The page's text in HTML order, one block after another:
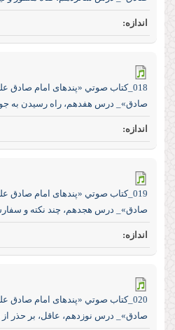
018_كتاب صوتي «پند‌های امام صادق
صادق»_ درس هفدهم، راه رسیدن به
019_كتاب صوتي «پند‌های امام صادق
صادق»_ درس هجدهم، چند نکته و
020_كتاب صوتي «پند‌های امام صادق
صادق»_ درس نوزدهم، عاقل، بر حذر